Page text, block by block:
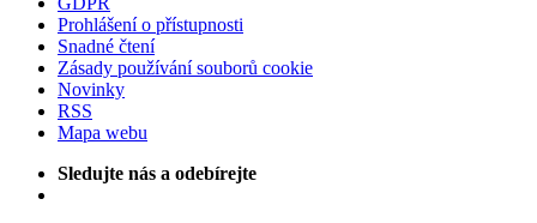
Prohlášení o přístupnosti
Snadné čtení
Zásady používání souborů cookie
Novinky
RSS
Mapa webu
Sledujte nás a odebírejte